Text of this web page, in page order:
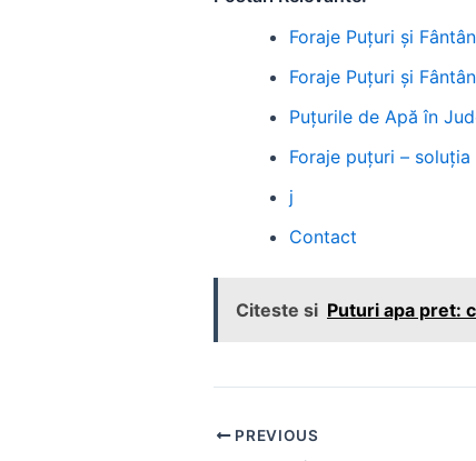
Foraje Puțuri și
Foraje Puțuri și
Puțurile de Apă în
Foraje puțuri –
j
Contact
Citeste si Puturi apa pret:
Post
PREVIOUS